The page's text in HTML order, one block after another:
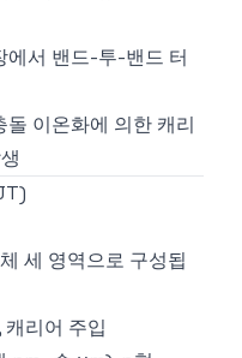
에서 밴드-투-밴드 터
돌 이온화에 의한 캐리
세 영역으로 구성됩
캐리어 주입